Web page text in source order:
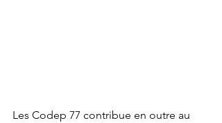
Les Codep 77 contribue en outre au